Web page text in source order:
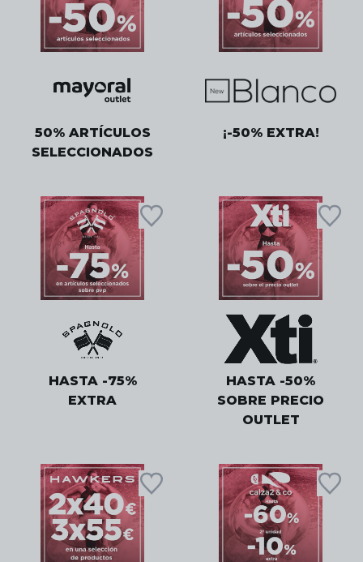
50% ARTÍCULOS
SELECCIONADOS
¡-50% EXTRA!
HASTA -75%
EXTRA
HASTA -50%
SOBRE PRECIO
OUTLET